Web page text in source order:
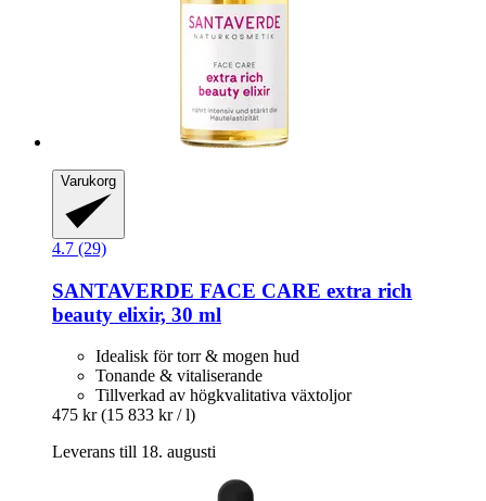
Varukorg
4.7 (29)
SANTAVERDE FACE CARE extra rich
beauty elixir, 30 ml
Idealisk för torr & mogen hud
Tonande & vitaliserande
Tillverkad av högkvalitativa växtoljor
475 kr (15 833 kr / l)
Leverans till 18. augusti